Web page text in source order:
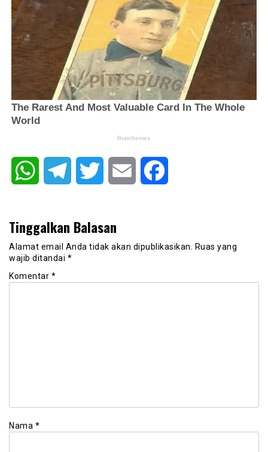
WhatsAppTelegram Twitter Email
Tinggalkan Balasan
Alamat email Anda tidak akan dipublikasikan.
Ruas yang
wajib ditandai *
Komentar *
Nama *